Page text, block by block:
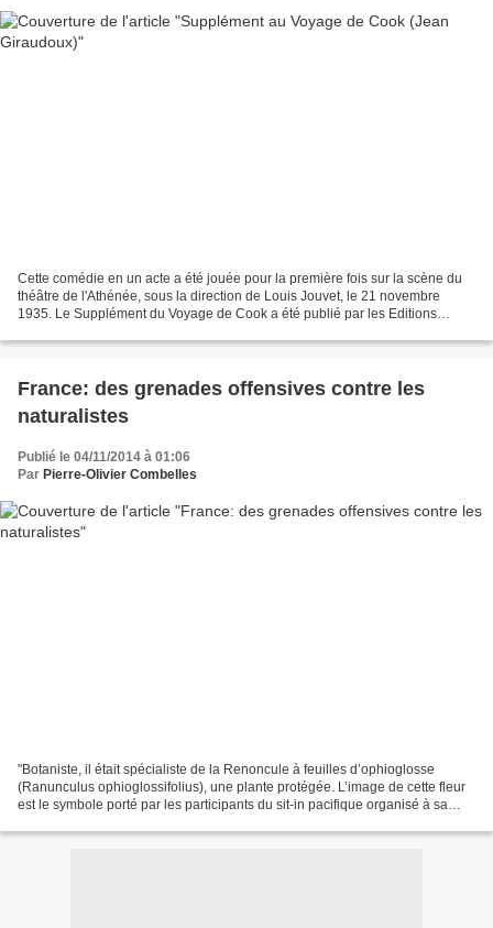
Cette comédie en un acte a été jouée pour la première fois sur la scène du
théâtre de l'Athénée, sous la direction de Louis Jouvet, le 21 novembre
1935. Le Supplément du Voyage de Cook a été publié par les Editions
France: des grenades offensives contre les
naturalistes
Publié le 04/11/2014 à 01:06
Par Pierre-Olivier Combelles
"Botaniste, il était spécialiste de la Renoncule à feuilles d’ophioglosse
(Ranunculus ophioglossifolius), une plante protégée. L’image de cette fleur
est le symbole porté par les participants du sit-in pacifique organisé à sa